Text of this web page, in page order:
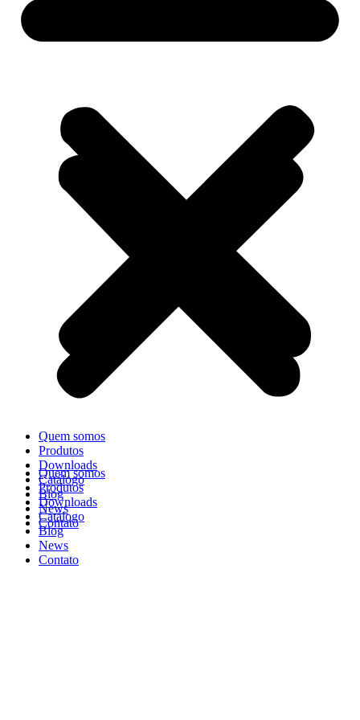
Quem somos
Produtos
Downloads
Catálogo
Blog
News
Contato
Quem somos
Produtos
Downloads
Catálogo
Blog
News
Contato